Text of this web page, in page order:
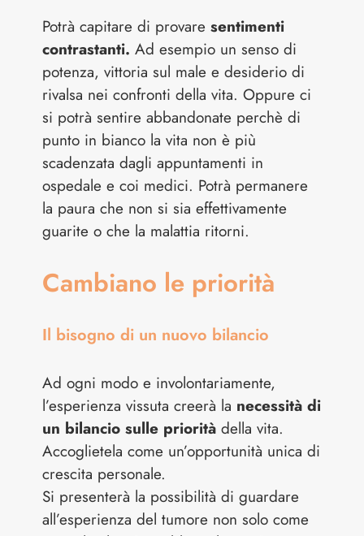
Potrà capitare di provaresentimenti
contrastanti.Ad esempio un senso di
potenza, vittoria sul male e desiderio di
rivalsa nei confronti della vita. Oppure ci
si potrà sentire abbandonate perchè di
punto in bianco la vita non è più
scadenzata dagli appuntamenti in
ospedale e coi medici. Potrà permanere
la paura che non si sia effettivamente
guarite o che la malattia ritorni.
Cambiano le priorità
Il bisogno di un nuovo bilancio
Ad ogni modo e involontariamente,
l’esperienza vissuta creerà la necessità di
un bilancio sulle priorità della vita.
Accoglietela come un’opportunità unica di
crescita personale.
Si presenterà la possibilità di guardare
all’esperienza del tumore non solo come